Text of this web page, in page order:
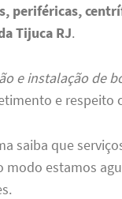
periféricas,
Tijuca RJ.
e instalação de
e respeito
saiba que
modo estamos